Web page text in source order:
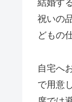
結婚す
祝いの
どもの
自宅へ
で用意